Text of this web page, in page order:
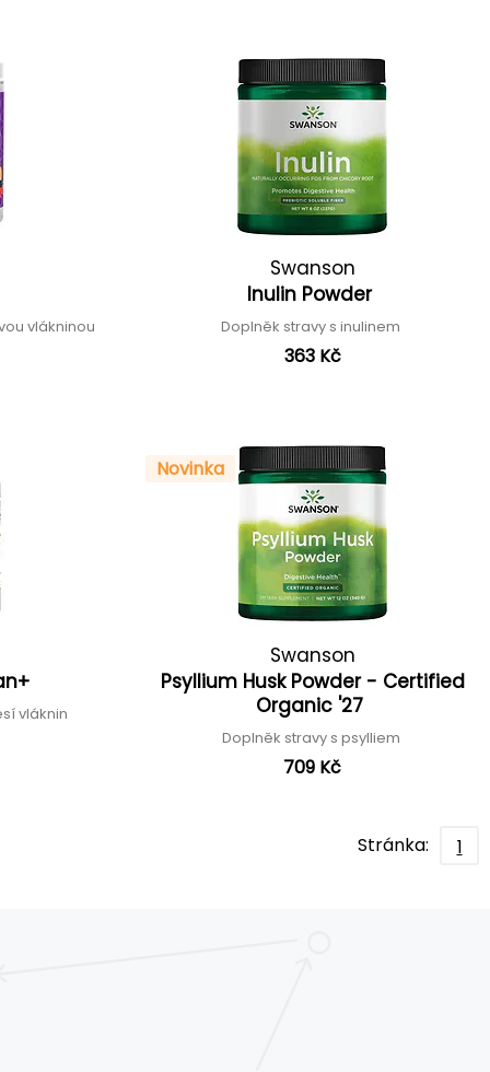
vlákninou
Swanson
Inulin Powder
Doplněk stravy s inulinem
363 Kč
vláknin
Novinka
Swanson
Psyllium Husk Powder - Certified
Organic '27
Doplněk stravy s psylliem
709 Kč
Stránka: 1